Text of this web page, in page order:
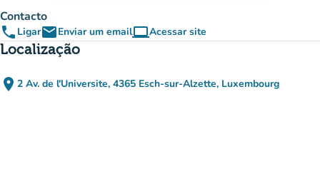
Contacto
phone LigaremailEnviar um emailcomputerAcessar site
(novo separador)
Localização
place 2 Av. de l'Universite, 4365 Esch-sur-Alzette, Luxembourg
(abrir no Google Maps)
(novo separador)